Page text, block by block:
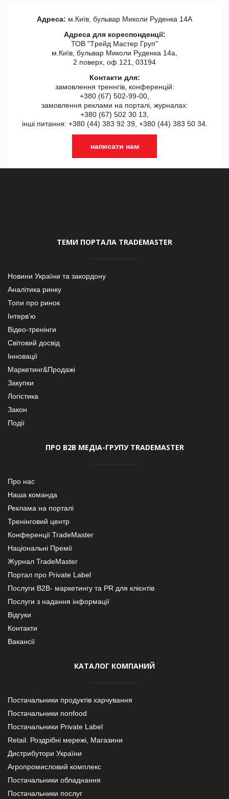
Адреса: м.Київ, бульвар Миколи Руденка 14А
Адреса для кореспонденції:
ТОВ "Tрейд Мастер Груп"
м.Київ, бульвар Миколи Руденка 14а,
2 поверх, оф 121, 03194
Контакти для:
замовлення треннгів, конференцій:
+380 (67) 502-99-00,
замовлення реклами на порталі, журналах:
+380 (67) 502 30 13,
інші питання: +380 (44) 383 92 39, +380 (44) 383 50 34.
написати нам
ТЕМИ ПОРТАЛА TRADEMASTER
Новини України та закордону
Аналітика ринку
Топи про ринок
Інтерв’ю
Відео-тренінги
Світовий досвід
Інновації
Маркетинг&Продажі
Закупки
Логістика
Закон
Події
ПРО В2В МЕДІА-ГРУПУ TRADEMASTER
Про нас
Наша команда
Реклама на порталі
Тренінговий центр
Конференції TradeMaster
Національні Премії
Журнал TradeMaster
Портал про Private Label
Послуги В2В- маркетингу та PR для клієнтів
Послуги з надання інформації
Відгуки
Контакти
Вакансії
КАТАЛОГ КОМПАНИЙ
Постачальники продуктів харчування
Постачальники nonfood
Постачальники Private Label
Retail. Роздрібні мережі, Магазини
Дистрибутори України
Агропромисловий комплекс
Постачальники обладнання
Постачальники послуг